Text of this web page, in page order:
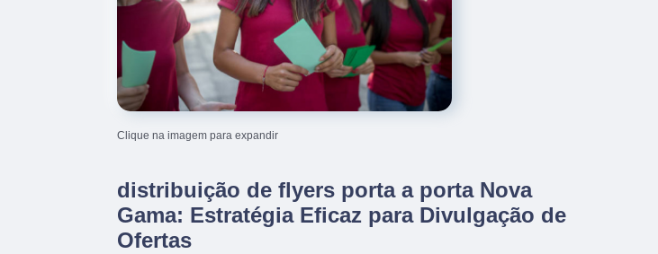
Clique na imagem para expandir
distribuição de flyers porta a porta Nova
Gama: Estratégia Eficaz para Divulgação de
Ofertas